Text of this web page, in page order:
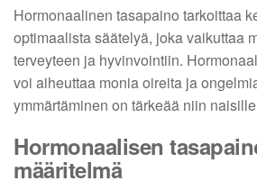
Hormonaalinen tasapaino tarkoittaa
optimaalista säätelyä, joka vaikuttaa
terveyteen ja hyvinvointiin.
voi aiheuttaa monia oireita ja
ymmärtäminen on tärkeää niin
Hormonaalisen
määritelmä